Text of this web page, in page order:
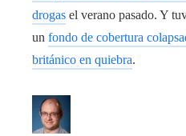
drogas el verano pasado. Y
un fondo de cobertura
británico en quiebra.